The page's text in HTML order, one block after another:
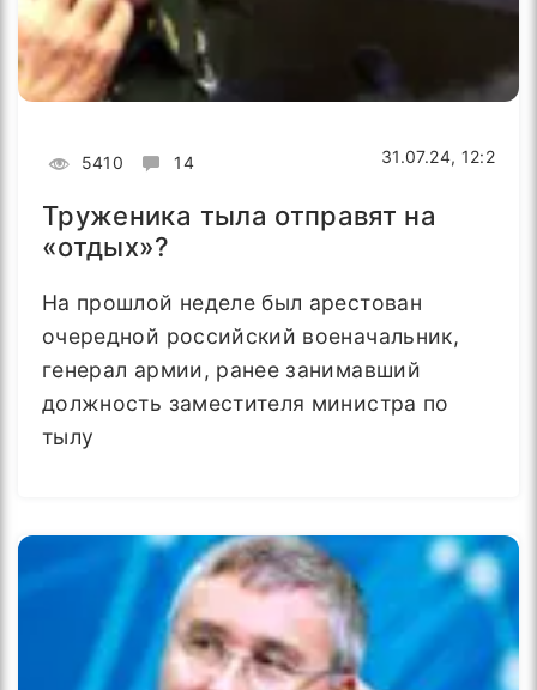
5410 14 31.07.24, 12:2
Труженика тыла отправят на
«отдых»?
На прошлой неделе был арестован
очередной российский военачальник,
генерал армии, ранее занимавший
должность заместителя министра по
тылу